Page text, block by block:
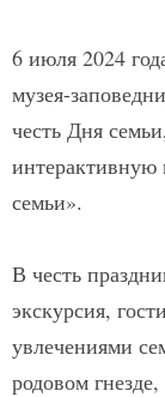
6 июля 2024
музея-
честь Дня
семьи».
В честь
экскурсия,
увлечениями
родовом